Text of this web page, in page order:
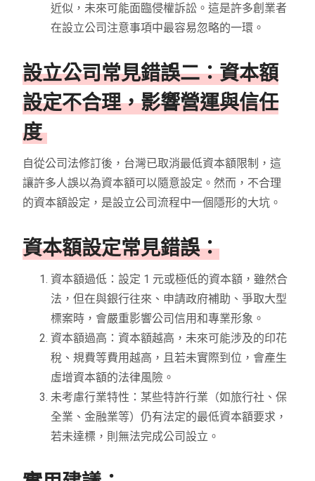
近似，未來可能面臨侵權訴訟。這是許多創業者
在設立公司注意事項中最容易忽略的一環。
設立公司常見錯誤二：資本額
設定不合理，影響營運與信任
度
自從公司法修訂後，台灣已取消最低資本額限制，這
讓許多人誤以為資本額可以隨意設定。然而，不合理
的資本額設定，是設立公司流程中一個隱形的大坑。
資本額設定常見錯誤：
資本額過低：設定 1 元或極低的資本額，雖然合
法，但在與銀行往來、申請政府補助、爭取大型
標案時，會嚴重影響公司信用和專業形象。
資本額過高：資本額越高，未來可能涉及的印花
稅、規費等費用越高，且若未實際到位，會產生
虛增資本額的法律風險。
未考慮行業特性：某些特許行業（如旅行社、保
全業、金融業等）仍有法定的最低資本額要求，
若未達標，則無法完成公司設立。